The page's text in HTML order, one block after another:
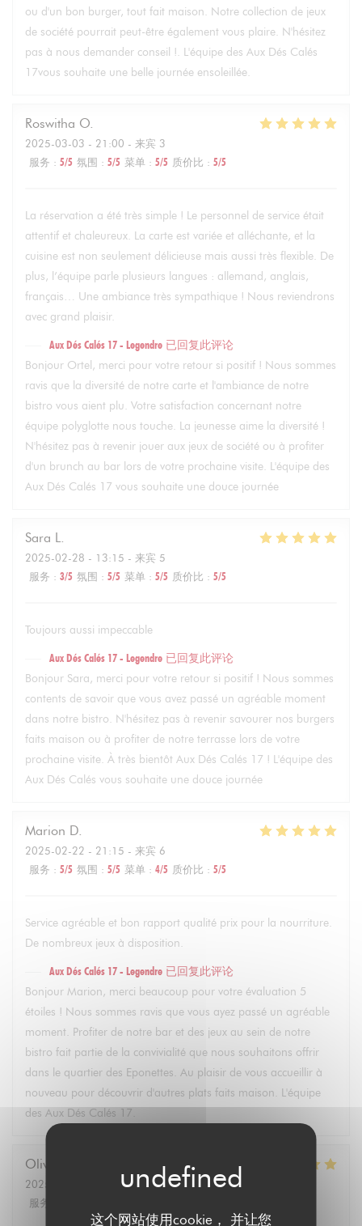
这个网站使用cookie， 并让您
ou d'un bon burger, tout fait maison. Notre collection de jeux
de société pourrait peut-être également vous plaire. N'hésitez
pas à nous demander conseil !. L'équipe des Aux Dés Calés
17vous souhaite une belle journée ensoleillée.
Roswitha O
2025-03-03 - 21:00 - 来宾 3
服务 : 5/5 氛围 : 5/5 菜单 : 5/5 质价比 : 5/5
La réservation a été très simple ! Le personnel de service était
attentif et chaleureux. La carte est variée et alléchante, et la
cuisine est non seulement délicieuse mais aussi très flexible. De
plus, l’équipe parle plusieurs langues : allemand, anglais,
français… Une ambiance très sympathique ! Nous reviendrons
avec grand plaisir.
Aux Dés Calés 17 - Legendre 已回复此评论
Bonjour Ortel, merci pour votre retour si positif ! Nous sommes
ravis que la diversité de notre carte et l'ambiance de notre
bistro vous aient plu. Votre satisfaction concernant notre
équipe polyglotte nous touche. La jeunesse aime la diversité !
N'hésitez pas à revenir jouer aux jeux de société ou à profiter
d'un brunch au bar lors de votre prochaine visite. L'équipe des
Aux Dés Calés 17 vous souhaite une douce journée
Sara L
2025-02-28 - 13:15 - 来宾 5
服务 : 3/5 氛围 : 5/5 菜单 : 5/5 质价比 : 5/5
Toujours aussi impeccable
Aux Dés Calés 17 - Legendre 已回复此评论
Bonjour Sara, merci pour votre retour si positif ! Nous sommes
contents de savoir que vous avez passé un agréable moment
dans notre bistro. N'hésitez pas à revenir savourer nos burgers
faits maison ou à profiter de notre terrasse lors de votre
prochaine visite. À très bientôt Aux Dés Calés 17 ! L'équipe des
Aux Dés Calés vous souhaite une douce journée
Marion D
2025-02-22 - 21:15 - 来宾 6
服务 : 5/5 氛围 : 5/5 菜单 : 4/5 质价比 : 5/5
Service agréable et bon rapport qualité prix pour la nourriture.
De nombreux jeux à disposition.
Aux Dés Calés 17 - Legendre 已回复此评论
Bonjour Marion, merci beaucoup pour votre évaluation 5
étoiles ! Nous sommes ravis que vous ayez passé un agréable
moment. Profiter de notre bar et des jeux au sein de notre
bistro fait partie de la convivialité que nous souhaitons offrir
dans le quartier des Eponettes. Au plaisir de vous accueillir à
nouveau pour découvrir d'autres plats faits maison. L'équipe
des Aux Dés Calés 17.
Olivier
2025-02-22
- 21:30 - 来宾 4
服务